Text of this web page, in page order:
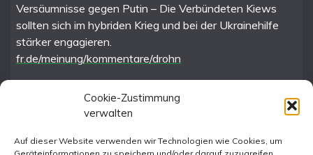
Cookie-Zustimmung
verwalten
Auf dieser Website verwenden wir Technologien wie Cookies, um
Versäumnisse gegen Putin – Die Verbündeten Kiews
sollten sich im hybriden Krieg und bei der Ukrainehilfe
stärker engagieren.
fr.de/meinung/kommentare/drohn